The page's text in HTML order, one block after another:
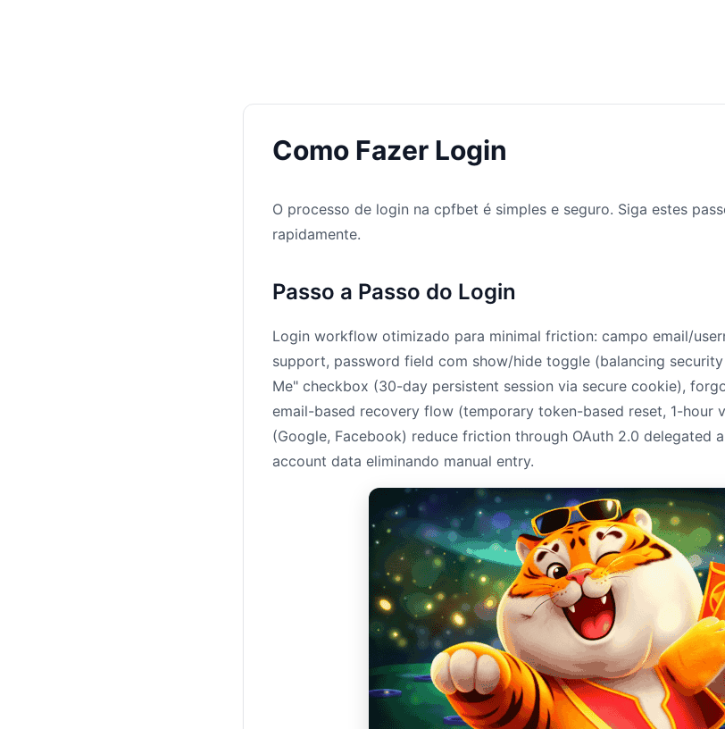
Como Fazer Login
O processo de login na cpfbet é simples e seguro. Siga estes
rapidamente.
Passo a Passo do Login
Login workflow otimizado para minimal friction: campo email/
support, password field com show/hide toggle (balancing
Me" checkbox (30-day persistent session via secure cookie),
email-based recovery flow (temporary token-based reset, 1-hour
(Google, Facebook) reduce friction through OAuth 2.0 delegated
account data eliminando manual entry.